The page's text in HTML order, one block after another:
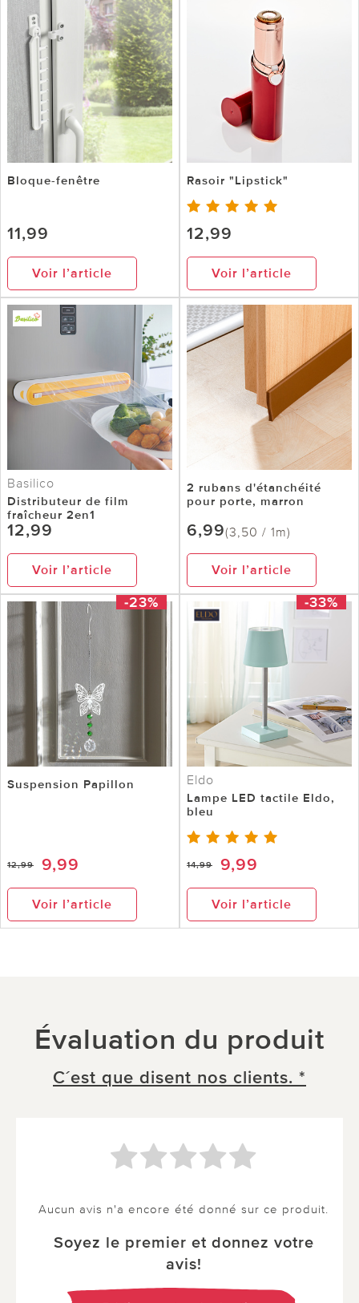
Bloque-fenêtre
11,99
Voir l’article
Rasoir "Lipstick"
12,99
Voir l’article
Basilico
Distributeur de film
fraîcheur 2en1
12,99
Voir l’article
2 rubans d'étanchéité
pour porte, marron
6,99(3,50 / 1m)
Voir l’article
-23%
Suspension Papillon
12,99 9,99
Voir l’article
-33%
Eldo
Lampe LED tactile Eldo,
bleu
14,99 9,99
Voir l’article
Évaluation du produit
C´est que disent nos clients. *
Aucun avis n'a encore été donné sur ce produit.
Soyez le premier et donnez votre
avis!